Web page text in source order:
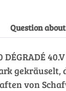
Question
DÉGRADÉ
gekräuselt,
von